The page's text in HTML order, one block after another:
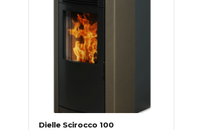
Dielle Scirocco 100